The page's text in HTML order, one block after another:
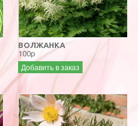
ВОЛЖАНКА
100р
Добавить в заказ